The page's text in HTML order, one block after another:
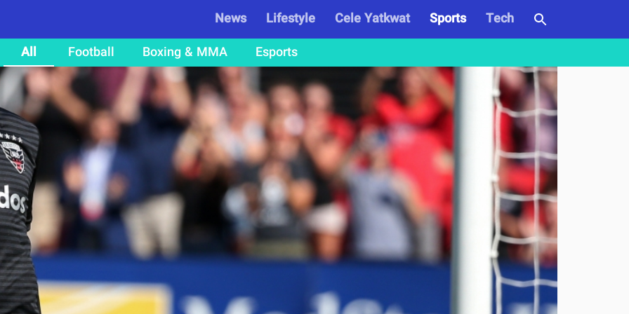
News Lifestyle Cele Yatkwat Sports
Tech
All
Football Boxing & MMA Esports